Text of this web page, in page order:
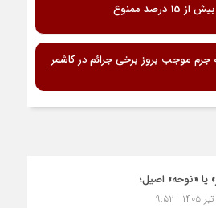
ممنوع
جرم موجب بروز برخی جرائم در کاشمر
یا «نوحه» اصیل؛